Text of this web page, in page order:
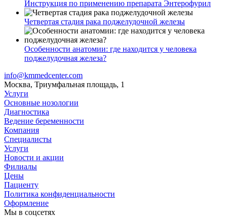
Инструкция по применению препарата Энтерофурил
Четвертая стадия рака поджелудочной железы
Особенности анатомии: где находится у человека
поджелудочная железа?
info@kmmedcenter.com
Москва, Триумфальная площадь, 1
Услуги
Основные нозологии
Диагностика
Ведение беременности
Компания
Специалисты
Услуги
Новости и акции
Филиалы
Цены
Пациенту
Политика конфиденциальности
Оформление
Мы в соцсетях